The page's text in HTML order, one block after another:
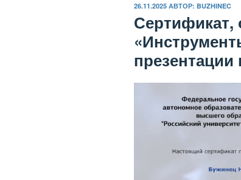
ОПУБЛИКОВАНО
26.11.2025 АВТОР: BUZHINEC
Сертификат,
презентации